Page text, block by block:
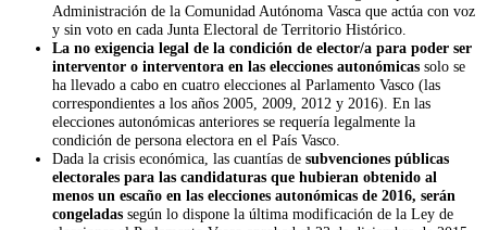
Administración de la Comunidad Autónoma Vasca que actúa con voz
y sin voto en cada Junta Electoral de Territorio Histórico.
La no exigencia legal de la condición de elector/a para poder ser
interventor o interventora en las elecciones autonómicas solo se
ha llevado a cabo en cuatro elecciones al Parlamento Vasco (las
correspondientes a los años 2005, 2009, 2012 y 2016). En las
elecciones autonómicas anteriores se requería legalmente la
condición de persona electora en el País Vasco.
Dada la crisis económica, las cuantías de subvenciones públicas
electorales para las candidaturas que hubieran obtenido al
menos un escaño en las elecciones autonómicas de 2016, serán
congeladas según lo dispone la última modificación de la Ley de